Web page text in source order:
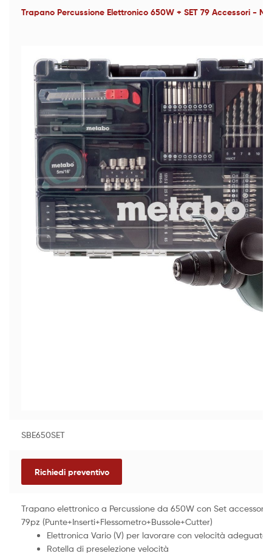
Trapano Percussione Elettronico 650W + SET 79 Accessori -
SBE650SET
Richiedi preventivo
Trapano elettronico a Percussione da 650W con Set accessori
79pz (Punte+Inserti+Flessometro+Bussole+Cutter)
Elettronica Vario (V) per lavorare con velocità adeguate
Rotella di preselezione velocità